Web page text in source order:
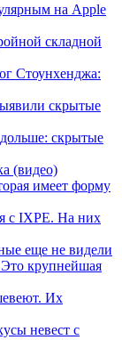
на Apple
складной
Стоунхенджа:
скрытые
скрытые
(видео)
имеет форму
с IXPE. На них
еще не видели
крупнейшая
Их
невест с